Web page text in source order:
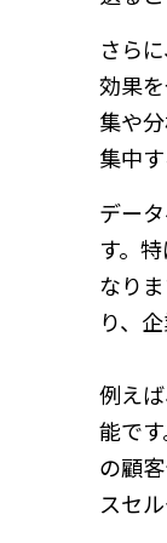
さら
効果
集や
集中
デー
す。
なり
り、
例え
能で
の顧
スセ